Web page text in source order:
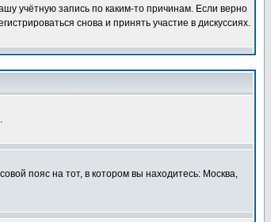
учётную запись по каким-то причинам. Если верно
снова и принять участие в дискуссиях.
пояс на тот, в котором вы находитесь: Москва,